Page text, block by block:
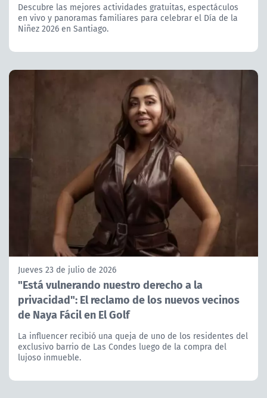
Descubre las mejores actividades gratuitas, espectáculos
en vivo y panoramas familiares para celebrar el Día de la
Niñez 2026 en Santiago.
Jueves 23 de julio de 2026
"Está vulnerando nuestro derecho a la
privacidad": El reclamo de los nuevos vecinos
de Naya Fácil en El Golf
La influencer recibió una queja de uno de los residentes del
exclusivo barrio de Las Condes luego de la compra del
lujoso inmueble.